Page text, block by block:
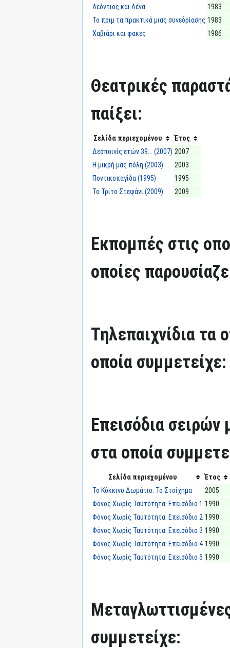
Λεόντιος και Λένα
1983
Το πριμ τα πρακτικά μιας συνεδρίασης 1983
Χαβιάρι και φακές
1986
Θεατρικές
παίξει:
Σελίδα περιεχομένου
Έτος
Δεσποινίς ετών 39... (2007) 2007
Η μικρή μας πόλη (2003)
2003
Ποντικοπαγίδα (1995)
1995
Το Τρίτο Στεφάνι (2009)
2009
Εκπομπές στις
οποίες
Τηλεπαιχνίδια τα
οποία συμμετείχε:
Επεισόδια
στα οποία
Σελίδα περιεχομένου
Έτος
Το Κόκκινο Δωμάτιο: Το Στοίχημα
2005
Φόνος Χωρίς Ταυτότητα: Επεισόδιο 1 1990
Φόνος Χωρίς Ταυτότητα: Επεισόδιο 2 1990
Φόνος Χωρίς Ταυτότητα: Επεισόδιο 3 1990
Φόνος Χωρίς Ταυτότητα: Επεισόδιο 4 1990
Φόνος Χωρίς Ταυτότητα: Επεισόδιο 5 1990
συμμετείχε: